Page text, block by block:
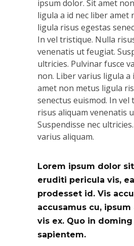
ipsum dolor. Sit amet
ligula a id nec liber amet
ligula risus egestas
In vel tristique. Nulla
venenatis ut feugiat.
ultricies. Pulvinar fusce
non. Liber varius ligula a
amet non metus ligula
senectus euismod. In vel
risus aliquam venenatis
Suspendisse nec
varius aliquam.
Lorem ipsum dolor
eruditi pericula vis,
prodesset id. Vis
accusamus cu,
vis ex. Quo in
sapientem.